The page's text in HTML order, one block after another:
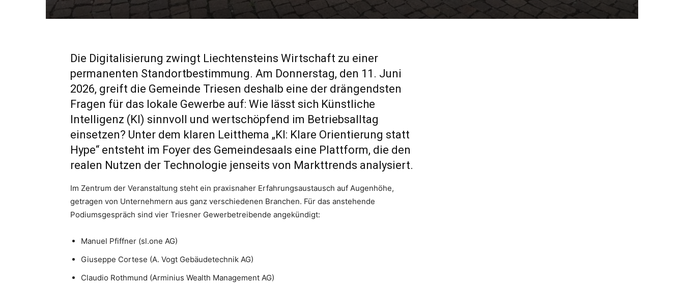
Die Digitalisierung zwingt Liechtensteins Wirtschaft zu einer
permanenten Standortbestimmung. Am Donnerstag, den 11. Juni
2026, greift die Gemeinde Triesen deshalb eine der drängendsten
Fragen für das lokale Gewerbe auf: Wie lässt sich Künstliche
Intelligenz (KI) sinnvoll und wertschöpfend im Betriebsalltag
einsetzen? Unter dem klaren Leitthema „KI: Klare Orientierung statt
Hype“ entsteht im Foyer des Gemeindesaals eine Plattform, die den
realen Nutzen der Technologie jenseits von Markttrends analysiert.
Im Zentrum der Veranstaltung steht ein praxisnaher Erfahrungsaustausch auf Augenhöhe,
getragen von Unternehmern aus ganz verschiedenen Branchen. Für das anstehende
Podiumsgespräch sind vier Triesner Gewerbetreibende angekündigt:
Manuel Pfiffner (sl.one AG)
Giuseppe Cortese (A. Vogt Gebäudetechnik AG)
Claudio Rothmund (Arminius Wealth Management AG)